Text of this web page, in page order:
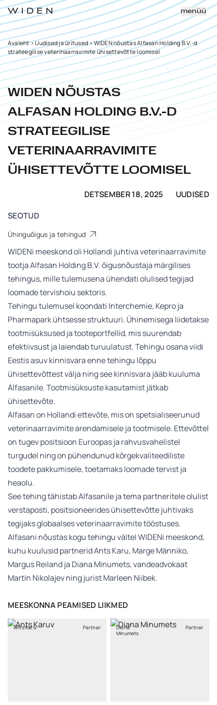
menüü
Avaleht>Uudised ja üritused>WIDEN nõustas Alfasan Holding B.V.-d
strateegilise veterinaarravimite ühisettevõtte loomisel
WIDEN NÕUSTAS
ALFASAN HOLDING B.V.-D
STRATEEGILISE
VETERINAARRAVIMITE
ÜHISETTEVÕTTE LOOMISEL
DETSEMBER 18, 2025
UUDISED
SEOTUD
Ühinguõigus ja tehingud
WIDENi meeskond oli Hollandi juhtiva veterinaarravimite
tootja Alfasan Holding B.V. õigusnõustaja märgilises
tehingus, mille tulemusena ühendati olulised tegijad
loomade tervishoiu sektoris.
Tehingu tulemusel koondati Interchemie, Kepro ja
Pharmapark ühtsesse struktuuri. Ühinemisega liidetakse
tootmisüksused ja tooteportfellid, mis suurendab
efektiivsust ja laiendab turuulatust. Tehingu osana viidi
Eestis asuv kinnisvara enne tehingu lõppu
ühisettevõttest välja ning see kinnisvara jääb kuuluma
Alfasanile. Tootmisüksuste kasutamist jätkab
ühisettevõte.
Alfasan on Hollandi ettevõte, mis on spetsialiseerunud
veterinaarravimite arendamisele ja tootmisele. Ettevõttel
on tugev positsioon Euroopas ja rahvusvahelistel
turgudel ning on pühendunud kõrgekvaliteediliste
toodete pakkumisele, toetamaks loomade tervist ja
heaolu.
See tehing tähistab Alfasanile ja tema partneritele olulist
verstaposti, positsioneerides ühisettevõtte juhtivaks
tegijaks globaalses veterinaarravimite tööstuses.
Alfasani nõustas kogu tehingu vältel WIDENi meeskond,
kuhu kuulusid partnerid Ants Karu, Marge Männiko,
Margus Reiland ja Diana Minumets, vandeadvokaat
Martin Nikolajev ning jurist Marleen Niibek.
MEESKONNA PEAMISED LIIKMED
Ants Karu Partner
Diana
Minumets
Partner